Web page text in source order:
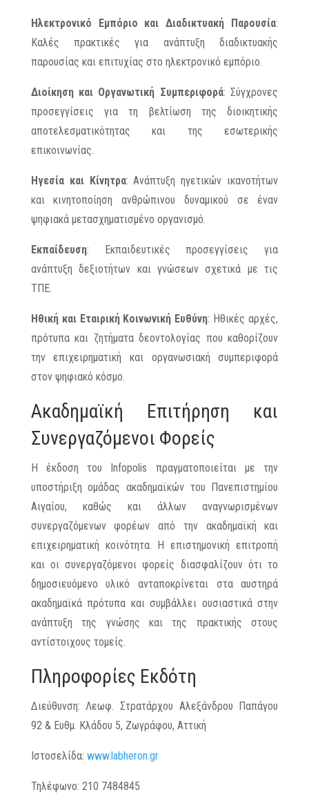
Ηλεκτρονικό Εμπόριο και Διαδικτυακή Παρουσία:
Καλές πρακτικές για ανάπτυξη διαδικτυακής
παρουσίας και επιτυχίας στο ηλεκτρονικό εμπόριο.
Διοίκηση και Οργανωτική Συμπεριφορά: Σύγχρονες
προσεγγίσεις για τη βελτίωση της διοικητικής
αποτελεσματικότητας και της εσωτερικής
επικοινωνίας.
Ηγεσία και Κίνητρα: Ανάπτυξη ηγετικών ικανοτήτων
και κινητοποίηση ανθρώπινου δυναμικού σε έναν
ψηφιακά μετασχηματισμένο οργανισμό.
Εκπαίδευση: Εκπαιδευτικές προσεγγίσεις για
ανάπτυξη δεξιοτήτων και γνώσεων σχετικά με τις
ΤΠΕ.
Ηθική και Εταιρική Κοινωνική Ευθύνη: Ηθικές αρχές,
πρότυπα και ζητήματα δεοντολογίας που καθορίζουν
την επιχειρηματική και οργανωσιακή συμπεριφορά
στον ψηφιακό κόσμο.
Ακαδημαϊκή Επιτήρηση και
Συνεργαζόμενοι Φορείς
Η έκδοση του Infopolis πραγματοποιείται με την
υποστήριξη ομάδας ακαδημαϊκών του Πανεπιστημίου
Αιγαίου, καθώς και άλλων αναγνωρισμένων
συνεργαζόμενων φορέων από την ακαδημαϊκή και
επιχειρηματική κοινότητα. Η επιστημονική επιτροπή
και οι συνεργαζόμενοι φορείς διασφαλίζουν ότι το
δημοσιευόμενο υλικό ανταποκρίνεται στα αυστηρά
ακαδημαϊκά πρότυπα και συμβάλλει ουσιαστικά στην
ανάπτυξη της γνώσης και της πρακτικής στους
αντίστοιχους τομείς.
Πληροφορίες Εκδότη
Διεύθυνση: Λεωφ. Στρατάρχου Αλεξάνδρου Παπάγου
92 & Ευθμ. Κλάδου 5, Ζωγράφου, Αττική
Ιστοσελίδα: www.labheron.gr
Τηλέφωνο: 210 7484845